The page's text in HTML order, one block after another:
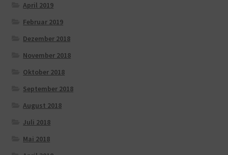
April 2019
Februar 2019
Dezember 2018
November 2018
Oktober 2018
September 2018
August 2018
Juli 2018
Mai 2018